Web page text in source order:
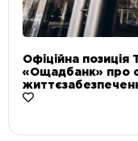
Офіційна
«Ощадбанк» про